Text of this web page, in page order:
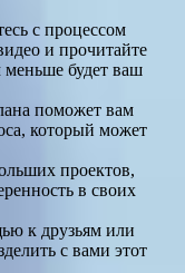
с процессом
и прочитайте
меньше будет ваш
поможет вам
который может
проектов,
в своих
к друзьям или
с вами этот